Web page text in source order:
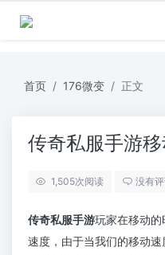
首页 176微变 正文
传奇私服手游
1,505次阅读 没有
传奇私服手游玩家在移动
速度，由于当我们的移动